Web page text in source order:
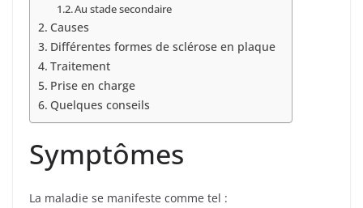
Au stade secondaire
Causes
Différentes formes de sclérose en plaque
Traitement
Prise en charge
Quelques conseils
Symptômes
La maladie se manifeste comme tel :